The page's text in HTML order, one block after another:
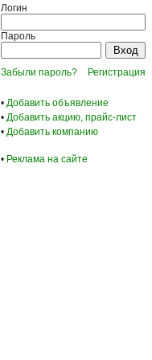
Логин
Пароль
Забыли пароль? Регистрация
• Добавить объявление
• Добавить акцию, прайс-лист
• Добавить компанию
• Реклама на сайте